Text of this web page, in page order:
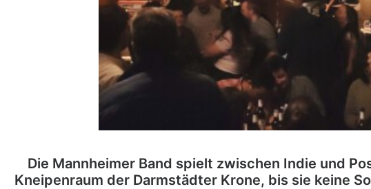
Die Mannheimer Band spielt zwischen Indie und
Kneipenraum der Darmstädter Krone, bis sie keine